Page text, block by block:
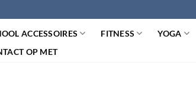
ACCESSOIRES FITNESS YOGA
OP MET